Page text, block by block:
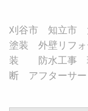
刈谷市 知立市
塗装 外壁リフ
装 防水工事
断 アフターサ